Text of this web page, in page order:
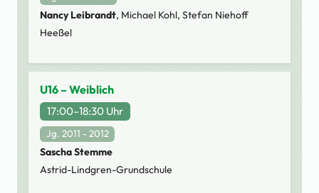
Nancy Leibrandt, Michael Kohl, Stefan Niehoff
Heeßel
U16 – Weiblich
17:00–18:30 Uhr
Jg. 2011 - 2012
Sascha Stemme
Astrid-Lindgren-Grundschule